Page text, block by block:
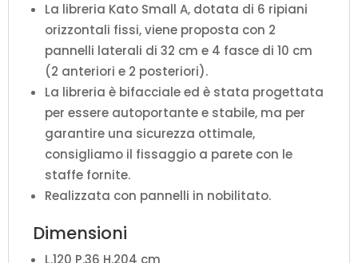
La libreria Kato Small A, dotata di 6 ripiani
orizzontali fissi, viene proposta con 2
pannelli laterali di 32 cm e 4 fasce di 10 cm
(2 anteriori e 2 posteriori).
La libreria è bifacciale ed è stata progettata
per essere autoportante e stabile, ma per
garantire una sicurezza ottimale,
consigliamo il fissaggio a parete con le
staffe fornite.
Realizzata con pannelli in nobilitato.
Dimensioni